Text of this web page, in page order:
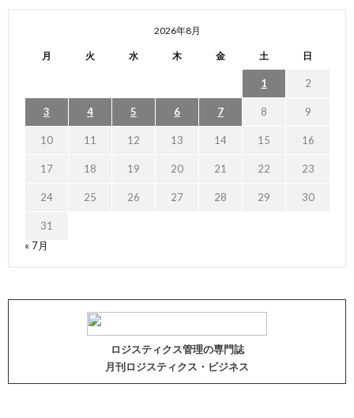
2026年8月
月 火 水 木 金 土 日
1 2
3 4 5 6 7 8 9
10 11 12 13 14 15 16
17 18 19 20 21 22 23
24 25 26 27 28 29 30
31
« 7月
ロジスティクス管理の専門誌
月刊ロジスティクス・ビジネス